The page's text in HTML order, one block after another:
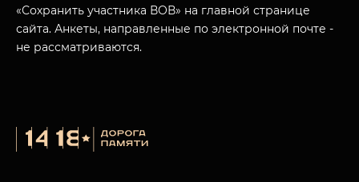
О НАС
«Сохранить участника ВОВ» на главной странице
сайта. Анкеты, направленные по электронной почте -
не рассматриваются.